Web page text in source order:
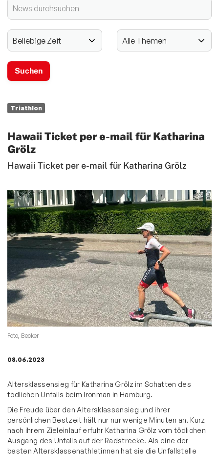
Triathlon
Hawaii Ticket per e-mail für Katharina
Grölz
Hawaii Ticket per e-mail für Katharina Grölz
Foto, Becker
08.06.2023
Altersklassensieg für Katharina Grölz im Schatten des
tödlichen Unfalls beim Ironman in Hamburg.
Die Freude über den Altersklassensieg und ihrer
persönlichen Bestzeit hält nur nur wenige Minuten an. Kurz
nach ihrem Zieleinlauf erfuhr Katharina Grölz vom tödlichen
Ausgang des Unfalls auf der Radstrecke. Als eine der
besten Altersklassenathletinnen hat sie die Unfallstelle
2024 - 125-jähriges Jubiläum
Mitglieder-Service
Verantwortung